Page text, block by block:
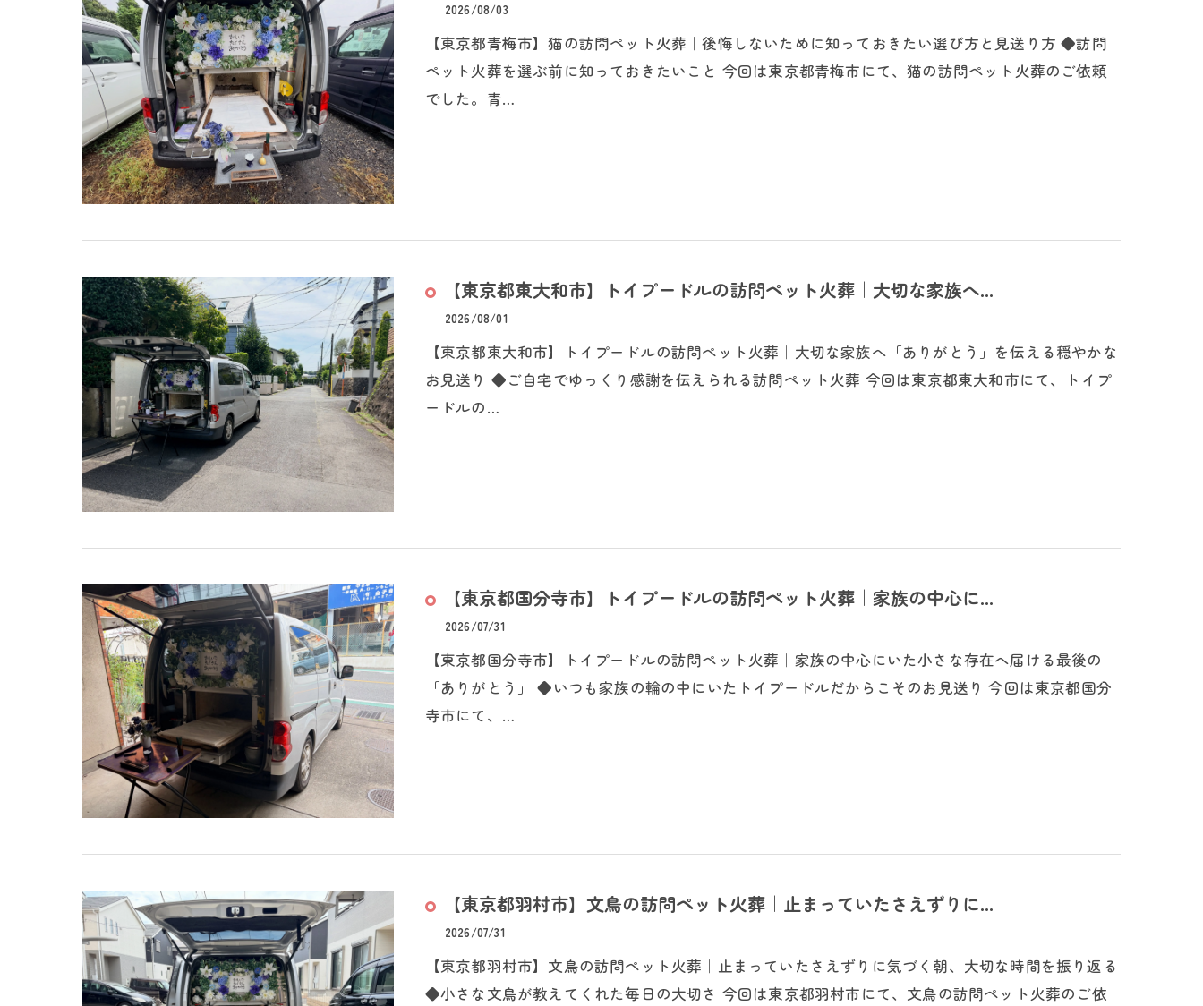
2026/08/03
【東京都青梅市】猫の訪問ペット火葬｜後悔しないために知っておきたい選び方と見送り方 ◆訪問
ペット火葬を選ぶ前に知っておきたいこと 今回は東京都青梅市にて、猫の訪問ペット火葬のご依頼
でした。青…
【東京都東大和市】トイプードルの訪問ペット火葬｜大切な家族へ...
2026/08/01
【東京都東大和市】トイプードルの訪問ペット火葬｜大切な家族へ「ありがとう」を伝える穏やかな
お見送り ◆ご自宅でゆっくり感謝を伝えられる訪問ペット火葬 今回は東京都東大和市にて、トイプ
ードルの…
【東京都国分寺市】トイプードルの訪問ペット火葬｜家族の中心に...
2026/07/31
【東京都国分寺市】トイプードルの訪問ペット火葬｜家族の中心にいた小さな存在へ届ける最後の
「ありがとう」 ◆いつも家族の輪の中にいたトイプードルだからこそのお見送り 今回は東京都国分
寺市にて、…
【東京都羽村市】文鳥の訪問ペット火葬｜止まっていたさえずりに...
2026/07/31
【東京都羽村市】文鳥の訪問ペット火葬｜止まっていたさえずりに気づく朝、大切な時間を振り返る
◆小さな文鳥が教えてくれた毎日の大切さ 今回は東京都羽村市にて、文鳥の訪問ペット火葬のご依